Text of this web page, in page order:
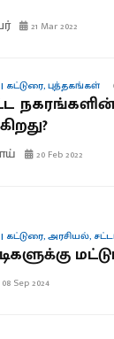
21 Mar 2022
கட்டுரை,புத்தகங்கள்
20 Feb 2022
கட்டுரை,அரசியல்,
Sep 2024